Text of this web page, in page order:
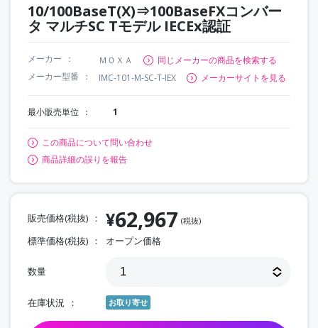
10/100BaseT(X)⇒100BaseFXコンバー
タ マルチSC Tモデル IECEx認証
メーカー ＭＯＸＡ
同じメーカーの商品を検索する
メーカー型番
IMC-101-M-SC-T-IEX メーカーサイトを見る
最小販売単位 1
この商品について問い合わせ
商品詳細の誤りを報告
販売価格(税抜) ¥62,967 (税抜)
標準価格(税抜) オープン価格
数量
在庫状況 お取り寄せ